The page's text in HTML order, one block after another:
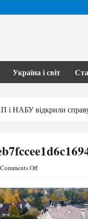
Україна і світ
і НАБУ відкрили
Comments Off